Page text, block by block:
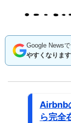
Google News
やすくなります
Airbnb
ら完全